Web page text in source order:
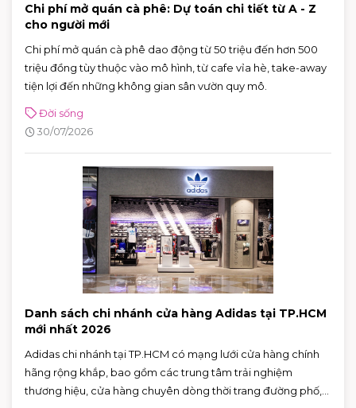
Chi phí mở quán cà phê: Dự toán chi tiết từ A - Z
cho người mới
Chi phí mở quán cà phê dao động từ 50 triệu đến hơn 500
triệu đồng tùy thuộc vào mô hình, từ cafe vỉa hè, take-away
tiện lợi đến những không gian sân vườn quy mô.
Đời sống
30/07/2026
Danh sách chi nhánh cửa hàng Adidas tại TP.HCM
mới nhất 2026
Adidas chi nhánh tại TP.HCM có mạng lưới cửa hàng chính
hãng rộng khắp, bao gồm các trung tâm trải nghiệm
thương hiệu, cửa hàng chuyên dòng thời trang đường phố,